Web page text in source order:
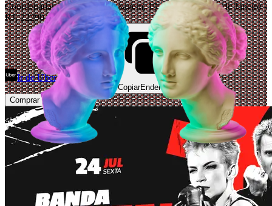
Coordenadas Bar, Rua da Passagem, 19 - Botafogo, Rio de Janeiro -
RJ, 22290-030, Brasil
Ir de Uber Abrir Maps
CopiarEndereço
Comprar Ingressos